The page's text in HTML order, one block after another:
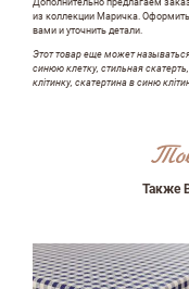
Дополнительно предлагаем
из коллекции Маричка.
вами и уточнить детали.
Этот товар еще может
синюю клетку, стильная
клітинку, скатертина в синю
Также
email